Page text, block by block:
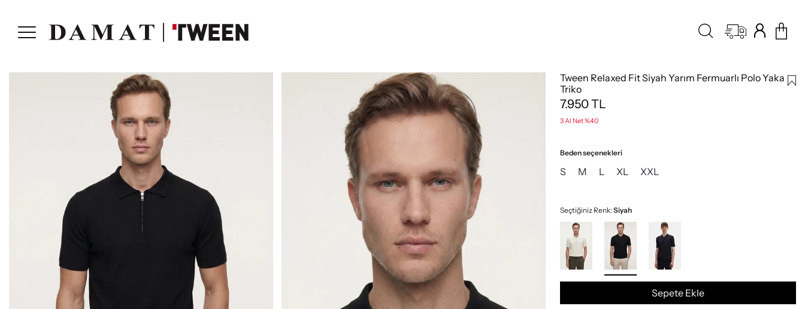
Tween Relaxed Fit Siyah Yarım Fermuarlı Polo Yaka
Triko
7.950TL
3 Al Net %40
Beden seçenekleri
S M L XL XXL
Seçtiğiniz Renk:Siyah
Sepete Ekle